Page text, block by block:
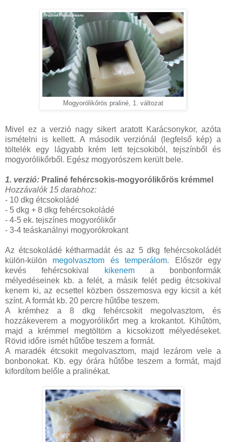
Mogyorólikőrös praliné, 1. változat
Mivel ez a verzió nagy sikert aratott Karácsonykor, azóta
ismételni is kellett. A második verziónál (legfelső kép) a
töltelék egy lágyabb krém lett tejcsokiból, tejszínből és
mogyorólikőrből. Egész mogyorószem került bele.
1. verzió: Praliné fehércsokis-mogyorólikőrös krémmel
Hozzávalók 15 darabhoz:
- 10 dkg étcsokoládé
- 5 dkg + 8 dkg fehércsokoládé
- 4-5 ek. tejszínes mogyorólikőr
- 3-4 teáskanálnyi mogyorókrokant
Az étcsokoládé kétharmadát és az 5 dkg fehércsokoládét
külön-külön megolvasztom és temperálom. Először egy
kevés fehércsokival
kikenema bonbonformák
mélyedéseinek kb. a felét, a másik felét pedig étcsokival
kenem ki, az ecsettel közben összemosva egy kicsit a két
színt. A formát kb. 20 percre hűtőbe teszem.
A krémhez a 8 dkg fehércsokit megolvasztom, és
hozzákeverem a mogyorólikőrt meg a krokantot. Kihűtöm,
majd a krémmel megtöltöm a kicsokizott mélyedéseket.
Rövid időre ismét hűtőbe teszem a formát.
A maradék étcsokit megolvasztom, majd lezárom vele a
bonbonokat. Kb. egy órára hűtőbe teszem a formát, majd
kifordítom belőle a pralinékat.